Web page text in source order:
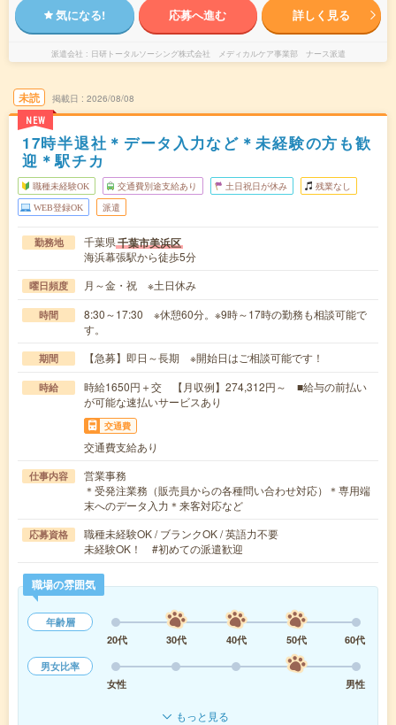
気になる! 応募へ進む 詳しく見る
派遣会社 日研トータルソーシング株式会社 メディカルケア事業部 ナース派遣
未読
NEW
掲載日 2026/08/08
17時半退社＊データ入力など＊未経験の方も歓
迎＊駅チカ
職種未経験OK 交通費別途支給あり 土日祝日が休み 残業なし
WEB登録OK 派遣
勤務地 千葉県千葉市美浜区
海浜幕張駅から徒歩5分
曜日頻度 月～金・祝 ※土日休み
時間
8:30～17:30 ※休憩60分。※9時～17時の勤務も相談可能で
す。
期間 【急募】即日～長期 ※開始日はご相談可能です！
時給
時給1650円＋交 【月収例】274,312円～ ■給与の前払い
が可能な速払いサービスあり
交通費
交通費支給あり
仕事内容
営業事務
＊受発注業務（販売員からの各種問い合わせ対応）＊専用端
末へのデータ入力＊来客対応など
応募資格
職種未経験OK / ブランクOK / 英語力不要
未経験OK！ #初めての派遣歓迎
職場の雰囲気
年齢層
20代
30代 40代 50代
60代
男女比率
女性
男性
もっと見る